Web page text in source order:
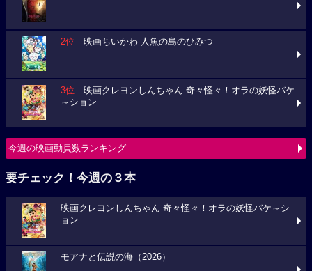
2位 映画ちいかわ 人魚の島のひみつ
3位 映画クレヨンしんちゃん 奇々怪々！オラの妖怪バケ
～ション
今週の映画動員数ランキング
要チェック！今週の３本
映画クレヨンしんちゃん 奇々怪々！オラの妖怪バケ～シ
ョン
モアナと伝説の海（2026）